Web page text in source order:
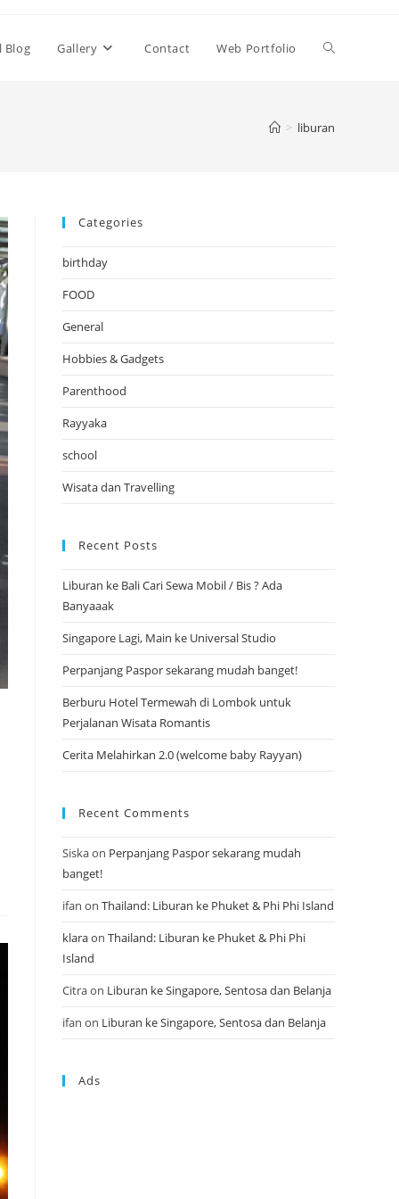
Blog Gallery Contact Web Portfolio Toggle
> liburan
Categories
birthday
FOOD
General
Hobbies & Gadgets
Parenthood
Rayyaka
school
Wisata dan Travelling
Recent Posts
Liburan ke Bali Cari Sewa Mobil / Bis ? Ada
Banyaaak
Singapore Lagi, Main ke Universal Studio
Perpanjang Paspor sekarang mudah banget!
Berburu Hotel Termewah di Lombok untuk
Perjalanan Wisata Romantis
Cerita Melahirkan 2.0 (welcome baby Rayyan)
Recent Comments
Siskaon Perpanjang Paspor sekarang mudah
banget!
ifan on Thailand: Liburan ke Phuket & Phi Phi Island
klaraon Thailand: Liburan ke Phuket & Phi Phi
Island
Citraon Liburan ke Singapore, Sentosa dan Belanja
ifan on Liburan ke Singapore, Sentosa dan Belanja
Ads